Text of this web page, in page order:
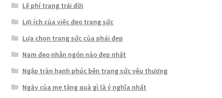
Lệ phí trang trải đời
Lợi ích của việc đeo trang sức
Lựa chọn trang sức của phái đẹp
Nam đeo nhẫn ngón nào đẹp nhất
Ngập tràn hạnh phúc bên trang sức yêu thương
Ngày của mẹ tặng quà gì là ý nghĩa nhất